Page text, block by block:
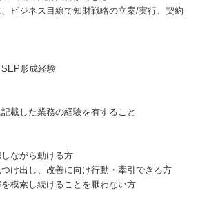
ビジネス目線で知財戦略の立案/実行、契約
SEP形成経験
載した業務の経験を有すること
ながら動ける方
け出し、改善に向け行動・牽引できる方
模索し続けることを厭わない方